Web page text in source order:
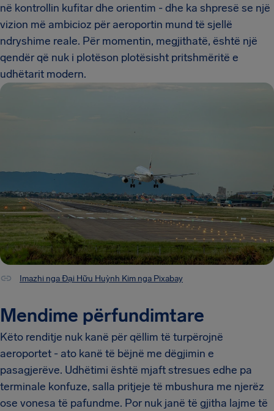
në kontrollin kufitar dhe orientim - dhe ka shpresë se një
vizion më ambicioz për aeroportin mund të sjellë
ndryshime reale. Për momentin, megjithatë, është një
qendër që nuk i plotëson plotësisht pritshmëritë e
udhëtarit modern.
Imazhi nga Đại Hữu Huỳnh Kim nga Pixabay
Mendime përfundimtare
Këto renditje nuk kanë për qëllim të turpërojnë
aeroportet - ato kanë të bëjnë me dëgjimin e
pasagjerëve. Udhëtimi është mjaft stresues edhe pa
terminale konfuze, salla pritjeje të mbushura me njerëz
ose vonesa të pafundme. Por nuk janë të gjitha lajme të